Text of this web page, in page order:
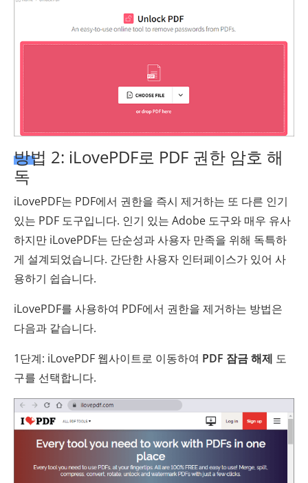
방법 2: iLovePDF로 PDF 권한 암호 해
독
iLovePDF는 PDF에서 권한을 즉시 제거하는 또 다른 인기
있는 PDF 도구입니다. 인기 있는 Adobe 도구와 매우 유사
하지만 iLovePDF는 단순성과 사용자 만족을 위해 독특하
게 설계되었습니다. 간단한 사용자 인터페이스가 있어 사
용하기 쉽습니다.
iLovePDF를 사용하여 PDF에서 권한을 제거하는 방법은
다음과 같습니다.
1단계: iLovePDF 웹사이트로 이동하여 PDF 잠금 해제 도
구를 선택합니다.